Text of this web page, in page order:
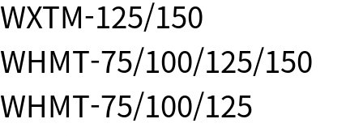
WXTM-125/150
WHMT-75/100/125/150
WHMT-75/100/125